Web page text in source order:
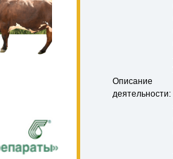
Описание
деятельности: